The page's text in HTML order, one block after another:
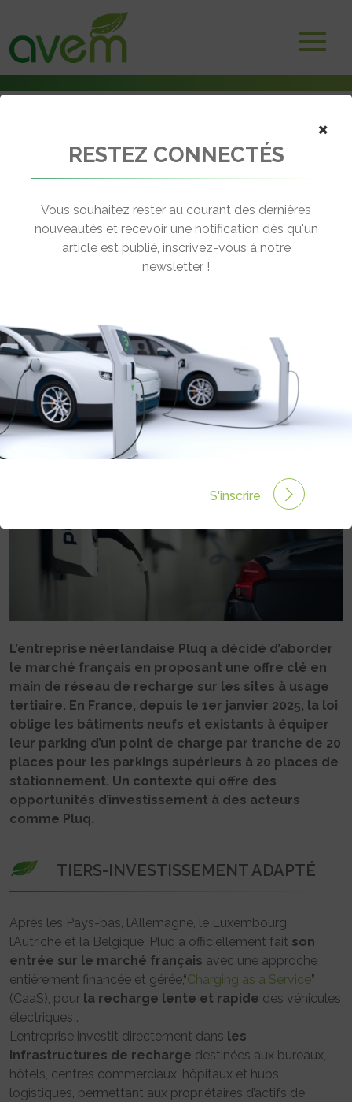
Pluq s’installe en France et rejoint les adhérents de l’AVEM
← Revenir aux actualités
REJOINT LES ADHÉRENTS DE L’AVEM
Rédigé par Camille LEHOUX le 08 Déc 2025 à 11:46
commentaires
L’entreprise néerlandaise Pluq a décidé d’aborder
le marché français en proposant une offre clé en
main de réseau de recharge sur les sites à usage
tertiaire. En France, depuis le 1er janvier 2025, la loi
oblige les bâtiments neufs et existants à équiper
leur parking d’un point de charge par tranche de 20
places pour les parkings supérieurs à 20 places de
stationnement. Un contexte qui offre des
opportunités d’investissement à des acteurs
comme Pluq.
TIERS-INVESTISSEMENT ADAPTÉ
Après les Pays-bas, l’Allemagne, le Luxembourg,
l’Autriche et la Belgique, Pluq a officiellement fait son
entrée sur le marché français avec une approche
entièrement financée et gérée,“Charging as a Service”
(CaaS), pour la recharge lente et rapide des véhicules
électriques .
L’entreprise investit directement dans les
infrastructures de recharge destinées aux bureaux,
hôtels, centres commerciaux, hôpitaux et hubs
logistiques, permettant aux propriétaires d’actifs de
×
RESTEZ CONNECTÉS
Vous souhaitez rester au courant des dernières
nouveautés et recevoir une notification dès qu'un
article est publié, inscrivez-vous à notre
newsletter !
S'inscrire